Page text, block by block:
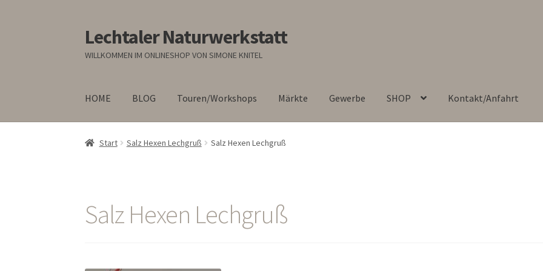
Zur
Navigation
springen
Zum
Inhalt
springen
Lechtaler Naturwerkstatt
WILLKOMMEN IM ONLINESHOP VON SIMONE KNITEL
HOME BLOG Touren/Workshops Märkte Gewerbe SHOP Kontakt/Anfahrt
Start Salz Hexen Lechgruß Salz Hexen Lechgruß
Salz Hexen Lechgruß